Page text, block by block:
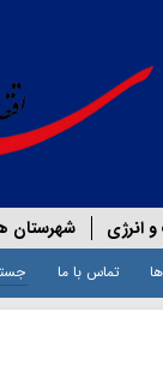
انرژی شهرستان
تماس با ما